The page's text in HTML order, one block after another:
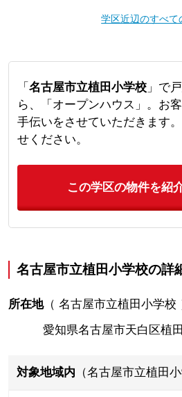
学区近辺のすべて
「 名古屋市立植田小学校」で
ら、「オープンハウス」。お
手伝いをさせていただきます
せください。
この学区の物件を紹
名古屋市立植田小学校の詳
所在地（ 名古屋市立植田小学校
愛知県名古屋市天白区植
対象地域内 （名古屋市立植田小